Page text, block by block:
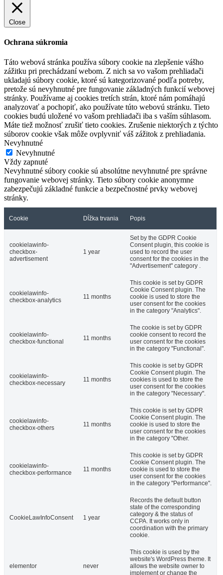
Close
Ochrana súkromia
Táto webová stránka používa súbory cookie na zlepšenie vášho
zážitku pri prechádzaní webom. Z nich sa vo vašom prehliadači
ukladajú súbory cookie, ktoré sú kategorizované podľa potreby,
pretože sú nevyhnutné pre fungovanie základných funkcií webovej
stránky. Používame aj cookies tretích strán, ktoré nám pomáhajú
analyzovať a pochopiť, ako používate túto webovú stránku. Tieto
cookies budú uložené vo vašom prehliadači iba s vaším súhlasom.
Máte tiež možnosť zrušiť tieto cookies. Zrušenie niektorých z týchto
súborov cookie však môže ovplyvniť váš zážitok z prehliadania.
Nevyhnutné
Nevyhnutné
Vždy zapnuté
Nevyhnutné súbory cookie sú absolútne nevyhnutné pre správne
fungovanie webovej stránky. Tieto súbory cookie anonymne
zabezpečujú základné funkcie a bezpečnostné prvky webovej
stránky.
Cookie Dĺžka trvania Popis
cookielawinfo-
checkbox-
advertisement
1 year
Set by the GDPR Cookie
Consent plugin, this cookie is
used to record the user
consent for the cookies in the
"Advertisement" category .
cookielawinfo-
checkbox-analytics
11 months
This cookie is set by GDPR
Cookie Consent plugin. The
cookie is used to store the
user consent for the cookies
in the category "Analytics".
cookielawinfo-
checkbox-functional
11 months
The cookie is set by GDPR
cookie consent to record the
user consent for the cookies
in the category "Functional".
cookielawinfo-
checkbox-necessary
11 months
This cookie is set by GDPR
Cookie Consent plugin. The
cookies is used to store the
user consent for the cookies
in the category "Necessary".
cookielawinfo-
checkbox-others
11 months
This cookie is set by GDPR
Cookie Consent plugin. The
cookie is used to store the
user consent for the cookies
in the category "Other.
cookielawinfo-
checkbox-performance
11 months
This cookie is set by GDPR
Cookie Consent plugin. The
cookie is used to store the
user consent for the cookies
in the category "Performance".
CookieLawInfoConsent 1 year
Records the default button
state of the corresponding
category & the status of
CCPA. It works only in
coordination with the primary
cookie.
elementor never
This cookie is used by the
website's WordPress theme. It
allows the website owner to
implement or change the